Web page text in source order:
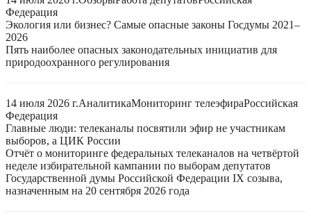
Федерация
Экология или бизнес? Самые опасные законы Госдумы 2021–
2026
Пять наиболее опасных законодательных инициатив для
природоохранного регулирования
14 июля 2026 г.АналитикаМониторинг телеэфираРоссийская
Федерация
Главные люди: телеканалы посвятили эфир не участникам
выборов, а ЦИК России
Отчёт о мониторинге федеральных телеканалов на четвёртой
неделе избирательной кампании по выборам депутатов
Государственной думы Российской Федерации IX созыва,
назначенным на 20 сентября 2026 года